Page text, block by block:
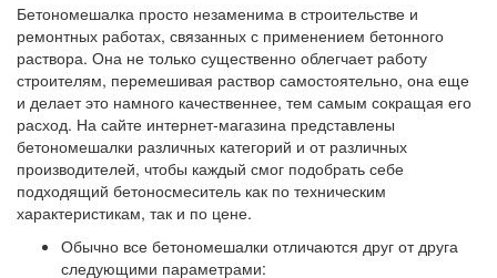
Бетономешалка просто незаменима в строительстве и
ремонтных работах, связанных с применением бетонного
раствора. Она не только существенно облегчает работу
строителям, перемешивая раствор самостоятельно, она еще
и делает это намного качественнее, тем самым сокращая его
расход. На сайте интернет-магазина представлены
бетономешалки различных категорий и от различных
производителей, чтобы каждый смог подобрать себе
подходящий бетоносмеситель как по техническим
характеристикам, так и по цене.
Обычно все бетономешалки отличаются друг от друга
следующими параметрами: